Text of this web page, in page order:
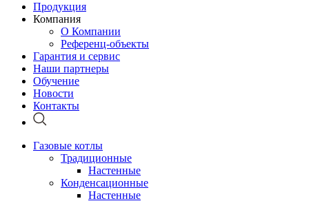
Продукция
Компания
О Компании
Референц-объекты
Гарантия и сервис
Наши партнеры
Обучение
Новости
Контакты
Газовые котлы
Традиционные
Настенные
Конденсационные
Настенные